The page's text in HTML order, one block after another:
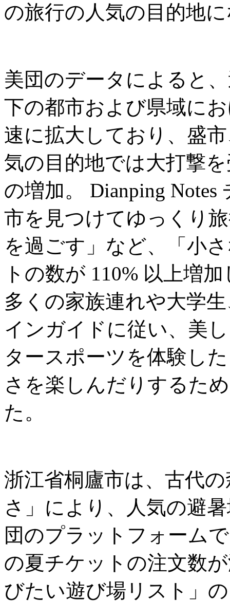
の旅行の人気の目的地
美団のデータによると
下の都市および県域に
速に拡大しており、盛
気の目的地では大打撃
の増加。 Dianping
市を見つけてゆっくり
を過ごす」など、「小
トの数が 110% 以上増
多くの家族連れや大学
インガイドに従い、美
タースポーツを体験し
さを楽しんだりするた
た。
浙江省桐廬市は、古代
さ」により、人気の避
団のプラットフォーム
の夏チケットの注文数
びたい遊び場リスト」